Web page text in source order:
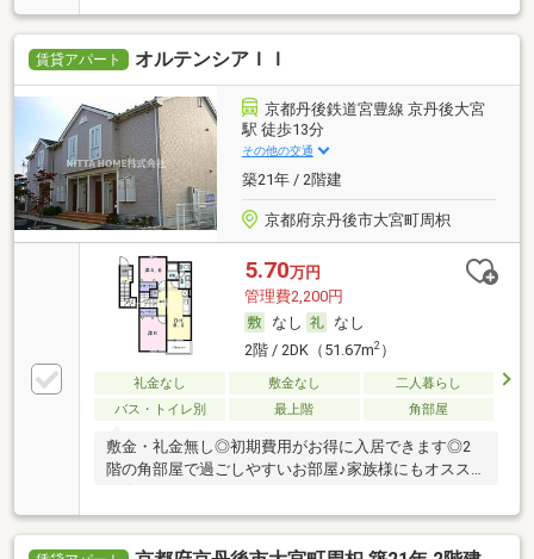
賃貸アパート オルテンシアＩＩ
京都丹後鉄道宮豊線 京丹後大宮
駅 徒歩13分
その他の交通
築21年 / 2階建
京都府京丹後市大宮町周枳
5.70万円
管理費2,200円
なし
なし
2階 / 2DK（51.67m2）
礼金なし 敷金なし
二人暮らし
バス・トイレ別
最上階 角部屋
敷金・礼金無し◎初期費用がお得に入居できます◎2
階の角部屋で過ごしやすいお部屋♪家族様にもオスス